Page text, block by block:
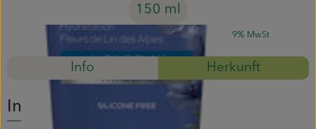
Mitmachen
150 ml
7,89 Euro / 150 ml 52,60 Euro 19% MwSt
Info Herkunft
Info